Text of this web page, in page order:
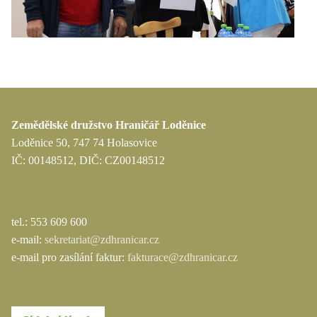
Zemědělské družstvo Hraničář Loděnice
Loděnice 50, 747 74 Holasovice
IČ: 00148512, DIČ: CZ00148512
tel.: 553 609 600
e-mail: sekretariat@zdhranicar.cz
e-mail pro zasílání faktur: fakturace@zdhranicar.cz